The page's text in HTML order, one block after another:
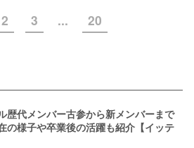
2 3 ... 20
歴代メンバー古参から新メンバーまで
の様子や卒業後の活躍も紹介【イッテ